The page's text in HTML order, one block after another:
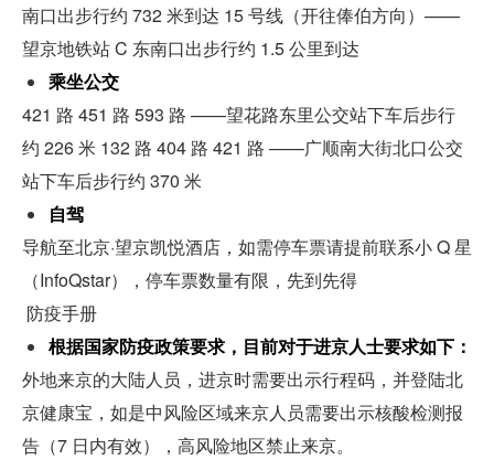
南口出步行约 732 米到达 15 号线（开往俸伯方向）——
望京地铁站 C 东南口出步行约 1.5 公里到达
乘坐公交
421 路 451 路 593 路 ——望花路东里公交站下车后步行
约 226 米 132 路 404 路 421 路 ——广顺南大街北口公交
站下车后步行约 370 米
自驾
导航至北京·望京凯悦酒店，如需停车票请提前联系小 Q 星
（InfoQstar），停车票数量有限，先到先得
防疫手册
根据国家防疫政策要求，目前对于进京人士要求如下：
外地来京的大陆人员，进京时需要出示行程码，并登陆北
京健康宝，如是中风险区域来京人员需要出示核酸检测报
告（7 日内有效），高风险地区禁止来京。